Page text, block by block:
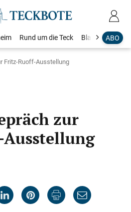
ABO
Rund um die Teck Blaulicht
Fritz-Ruoff-Ausstellung
zur